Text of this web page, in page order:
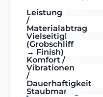
Leistung
/
Materialabtrag
Vielseitigkeit
(Grobschliff
→ Finish)
Komfort /
Vibrationen
/
Dauerhaftigkeit